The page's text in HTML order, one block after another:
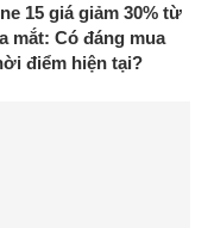
15 giá giảm 30% từ
mắt: Có đáng mua
điểm hiện tại?